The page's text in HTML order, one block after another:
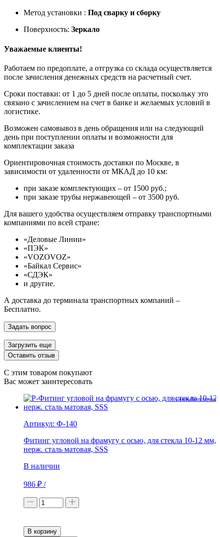
Метод установки : Под сварку и сборку
Поверхность: Зеркало
Уважаемые клиенты!
Работаем по предоплате, а отгрузка со склада осуществляется
после зачисления денежных средств на расчетный счет.
Сроки поставки: от 1 до 5 дней после оплаты, поскольку это
связано с зачислением на счет в банке и желаемых условий в
логистике.
Возможен самовывоз в день обращения или на следующий
день при поступлении оплаты и возможности для
комплектации заказа
Ориентировочная стоимость доставки по Москве, в
зависимости от удаленности от МКАД до 10 км:
при заказе комплектующих – от 1500 руб.;
при заказе трубы нержавеющей – от 3500 руб.
Для вашего удобства осуществляем отправку транспортными
компаниями по всей стране:
«Деловые Линии»
«ПЭК»
«VOZOVOZ»
«Байкал Сервис»
«СДЭК»
и другие.
А доставка до терминала транспортных компаний –
Бесплатно.
Задать вопрос
Загрузить еще
Оставить отзыв
С этим товаром покупают
Вас может заинтересовать
НовинкаПопулярные
Артикул: Ф-140
Фитинг угловой на фрамугу с осью, для стекла 10-12 мм,
нерж. сталь матовая, SSS
В наличии
986 ₽ /
В корзину